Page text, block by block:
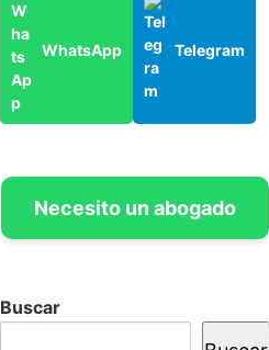
WhatsApp Telegram
Necesito un abogado
Buscar